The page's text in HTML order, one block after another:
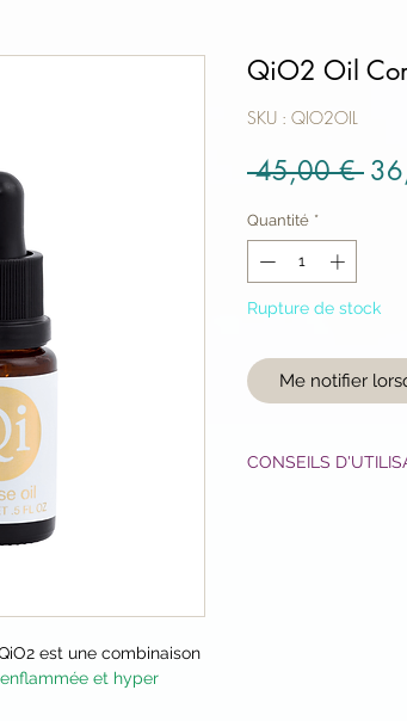
est une combinaison
et hyper
QiO2 Oil
SKU : QIO2OIL
45,00 €
Quantité *
Rupture de stock
Me notifier
CONSEILS